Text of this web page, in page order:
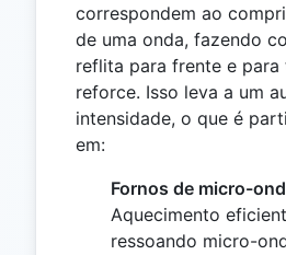
correspondem ao
de uma onda, fazendo
reflita para frente e para
reforce. Isso leva a um
intensidade, o que é
em:
Fornos de micro-
Aquecimento
ressoando micro-